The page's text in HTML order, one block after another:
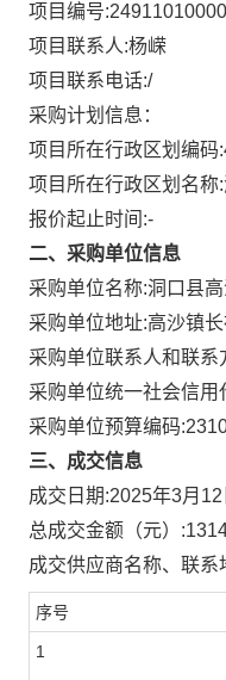
项目编号:
项目联系人:杨嵘
项目联系电话:/
采购计划信息：
项目所在行政区划编码:
项目所在行政区划名称:
报价起止时间:-
二、采购单位信息
采购单位名称:洞口县
采购单位地址:高沙镇
采购单位联系人和联系
采购单位统一社会信用
采购单位预算编码:
三、成交信息
成交日期:2025年3月12
总成交金额（元）:
成交供应商名称、联系
序号
1